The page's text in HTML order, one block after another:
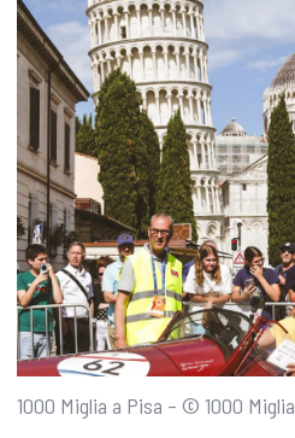
1000 Miglia a Pisa – © 1000 Miglia